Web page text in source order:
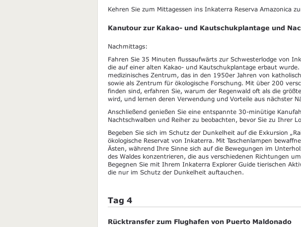
Kehren Sie zum Mittagessen ins Inkaterra Reserva Amazonica
Kanutour zur Kakao- und Kautschukplantage und
Nachmittags:
Fahren Sie 35 Minuten flussaufwärts zur Schwesterlodge von
die auf einer alten Kakao- und Kautschukplantage erbaut
medizinisches Zentrum, das in den 1950er Jahren von
sowie als Zentrum für ökologische Forschung. Mit über 200
finden sind, erfahren Sie, warum der Regenwald oft als die
wird, und lernen deren Verwendung und Vorteile aus nächster
Anschließend genießen Sie eine entspannte 30-minütige
Nachtschwalben und Reiher zu beobachten, bevor Sie zu Ihrer
Begeben Sie sich im Schutz der Dunkelheit auf die Exkursion
ökologische Reservat von Inkaterra. Mit Taschenlampen
Ästen, während Ihre Sinne sich auf die Bewegungen im
des Waldes konzentrieren, die aus verschiedenen Richtungen
Begegnen Sie mit Ihrem Inkaterra Explorer Guide tierischen
die nur im Schutz der Dunkelheit auftauchen.
Tag 4
Rücktransfer zum Flughafen von Puerto Maldonado